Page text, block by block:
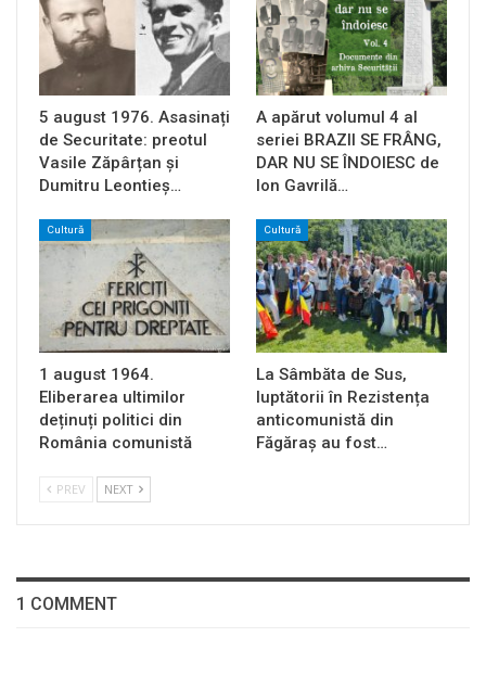
5 august 1976. Asasinați
de Securitate: preotul
Vasile Zăpârțan și
Dumitru Leontieș…
A apărut volumul 4 al
seriei BRAZII SE FRÂNG,
DAR NU SE ÎNDOIESC de
Ion Gavrilă…
Cultură
1 august 1964.
Eliberarea ultimilor
deținuți politici din
România comunistă
Cultură
La Sâmbăta de Sus,
luptătorii în Rezistența
anticomunistă din
Făgăraș au fost…
PREV NEXT
1 COMMENT